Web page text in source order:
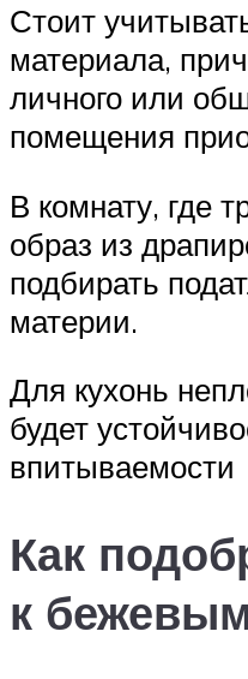
Стоит
материала,
личного или
помещения
В комнату, где
образ из
подбирать
материи.
Для кухонь
будет
впитываемости
Как
к